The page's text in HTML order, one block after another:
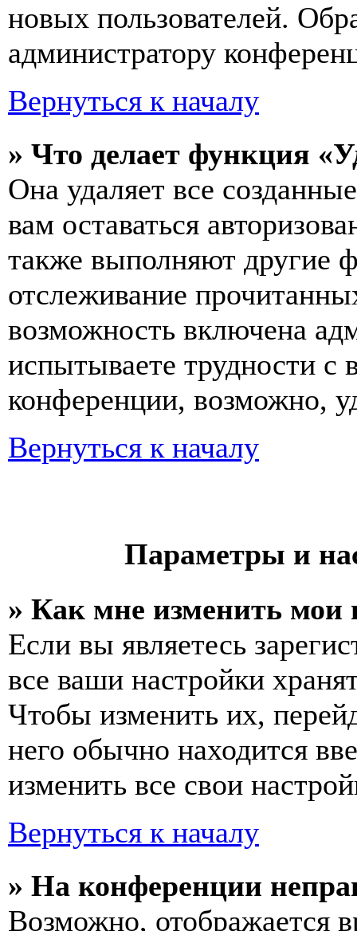
новых пользователей.
администратору
Вернуться к началу
» Что делает функция
Она удаляет все
вам оставаться
также выполняют другие
отслеживание
возможность включена
испытываете трудности с
конференции, возможно,
Вернуться к началу
Параметры и
» Как мне изменить мои
Если вы являетесь
все ваши настройки
Чтобы изменить их,
него обычно находится
изменить все свои
Вернуться к началу
» На конференции
Возможно, отображается